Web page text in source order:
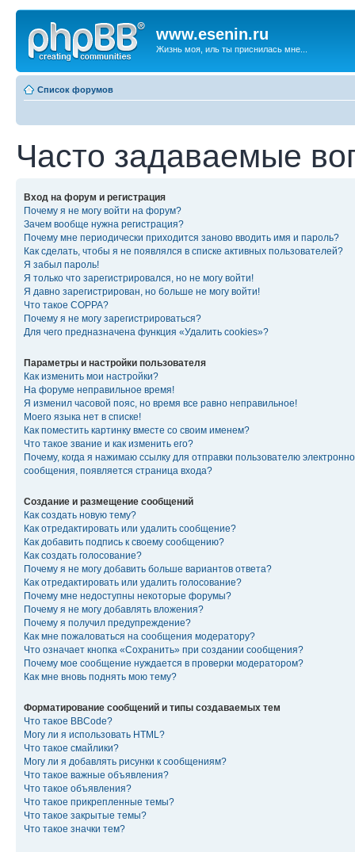
www.esenin.ru
Жизнь моя, иль ты приснилась мне...
Список форумов
Часто задаваемые
Вход на форум и регистрация
Почему я не могу войти на форум?
Зачем вообще нужна регистрация?
Почему мне периодически приходится заново вводить имя и пароль?
Как сделать, чтобы я не появлялся в списке активных пользователей?
Я забыл пароль!
Я только что зарегистрировался, но не могу войти!
Я давно зарегистрирован, но больше не могу войти!
Что такое COPPA?
Почему я не могу зарегистрироваться?
Для чего предназначена функция «Удалить cookies»?
Параметры и настройки пользователя
Как изменить мои настройки?
На форуме неправильное время!
Я изменил часовой пояс, но время все равно неправильное!
Моего языка нет в списке!
Как поместить картинку вместе со своим именем?
Что такое звание и как изменить его?
Почему, когда я нажимаю ссылку для отправки пользователю
сообщения, появляется страница входа?
Создание и размещение сообщений
Как создать новую тему?
Как отредактировать или удалить сообщение?
Как добавить подпись к своему сообщению?
Как создать голосование?
Почему я не могу добавить больше вариантов ответа?
Как отредактировать или удалить голосование?
Почему мне недоступны некоторые форумы?
Почему я не могу добавлять вложения?
Почему я получил предупреждение?
Как мне пожаловаться на сообщения модератору?
Что означает кнопка «Сохранить» при создании сообщения?
Почему мое сообщение нуждается в проверки модератором?
Как мне вновь поднять мою тему?
Форматирование сообщений и типы создаваемых тем
Что такое BBCode?
Могу ли я использовать HTML?
Что такое смайлики?
Могу ли я добавлять рисунки к сообщениям?
Что такое важные объявления?
Что такое объявления?
Что такое прикрепленные темы?
Что такое закрытые темы?
Что такое значки тем?